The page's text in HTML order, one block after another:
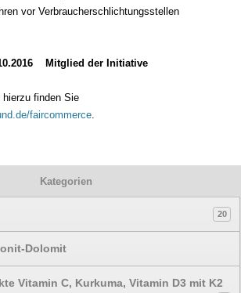
Kategorien
20
Dolomit
Vitamin C, Kurkuma, Vitamin D3 mit K2
vor Verbraucherschlichtungsstellen
Mitglied der Initiative
hierzu finden Sie
faircommerce.